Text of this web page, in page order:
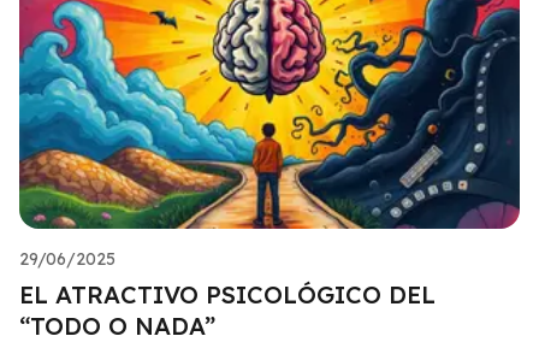
29/06/2025
EL ATRACTIVO PSICOLÓGICO DEL
“TODO O NADA”